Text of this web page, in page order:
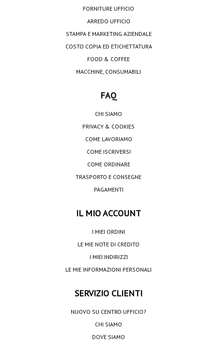
FORNITURE UFFICIO
ARREDO UFFICIO
STAMPA E MARKETING AZIENDALE
COSTO COPIA ED ETICHETTATURA
FOOD & COFFEE
MACCHINE, CONSUMABILI
FAQ
CHI SIAMO
PRIVACY & COOKIES
COME LAVORIAMO
COME ISCRIVERSI
COME ORDINARE
TRASPORTO E CONSEGNE
PAGAMENTI
IL MIO ACCOUNT
I MIEI ORDINI
LE MIE NOTE DI CREDITO
I MIEI INDIRIZZI
LE MIE INFORMAZIONI PERSONALI
SERVIZIO CLIENTI
NUOVO SU CENTRO UFFICIO?
CHI SIAMO
DOVE SIAMO